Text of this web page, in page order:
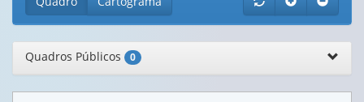
Quadros Públicos 0